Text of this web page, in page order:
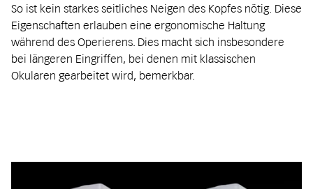
So ist kein starkes seitliches Neigen des Kopfes nötig. Diese
Eigenschaften erlauben eine ergonomische Haltung
während des Operierens. Dies macht sich insbesondere
bei längeren Eingriffen, bei denen mit klassischen
Okularen gearbeitet wird, bemerkbar.